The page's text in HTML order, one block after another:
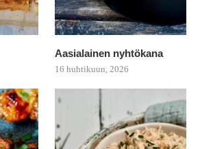
Aasialainen nyhtökana
16 huhtikuun, 2026